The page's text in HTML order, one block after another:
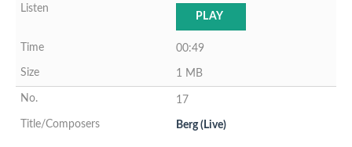
PLAY
00:49
1 MB
17
Berg (Live)